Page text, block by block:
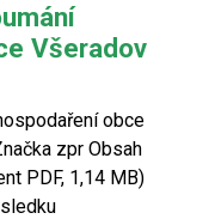
Všeradov
obce
zpr Obsah
PDF, 1,14 MB)